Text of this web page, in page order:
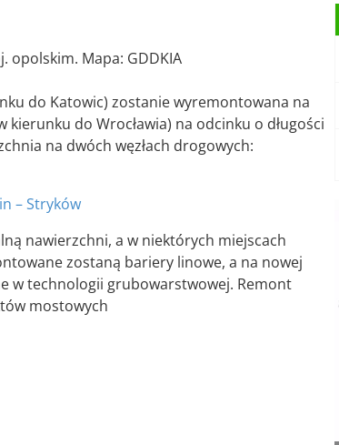
opolskim. Mapa: GDDKIA
do Katowic) zostanie wyremontowana na
kierunku do Wrocławia) na odcinku o długości
na dwóch węzłach drogowych:
– Stryków
nawierzchni, a w niektórych miejscach
zostaną bariery linowe, a na nowej
w technologii grubowarstwowej. Remont
mostowych